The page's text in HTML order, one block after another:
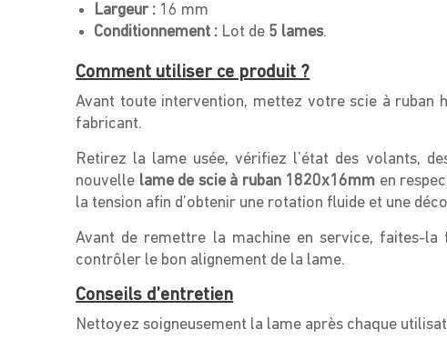
Largeur : 16 mm
Conditionnement : Lot de 5 lames.
Comment utiliser ce produit ?
Avant toute intervention, mettez votre scie à ruban
fabricant.
Retirez la lame usée, vérifiez l’état des volants,
nouvelle lame de scie à ruban 1820x16mm en
la tension afin d’obtenir une rotation fluide et une
Avant de remettre la machine en service, faites-
contrôler le bon alignement de la lame.
Conseils d’entretien
Nettoyez soigneusement la lame après chaque